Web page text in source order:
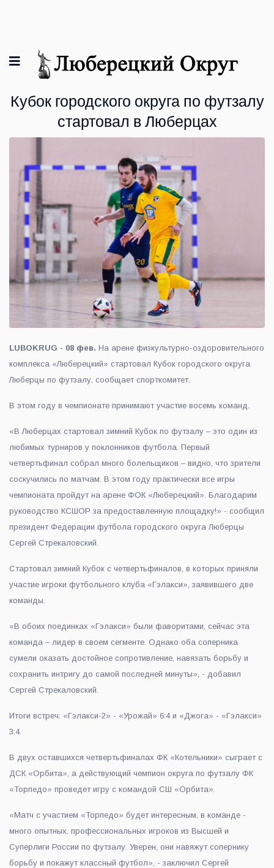
Кубок городского округа по футзалу
стартовал в Люберцах
LUBOKRUG - 08 фев. На арене физкультурно-оздоровительного
комплекса «Люберецкий» стартовал Кубок городского округа
Люберцы по футзалу, сообщает спорткомитет.
В этом году в чемпионате принимают участие восемь команд.
«В Люберцах стартовал зимний Кубок по футзалу – это один из
любимых турниров у поклонников футбола. Первый
четвертьфинал собрал много болельщиков – видно, что зрители
соскучились по матчам. В этом году практически все игры
чемпионата пройдут на арене ФОК «Люберецкий». Благодарим
руководство КСШОР за предоставленную площадку!» - сообщил
президент Федерации футбола городского округа Люберцы
Сергей Стрекаловский.
Стартовал зимний Кубок с четвертьфиналов, в которых приняли
участие игроки футбольного клуба «Гэлакси», заявившего две
команды.
«В обоих поединках «Гэлакси» были фаворитами, сейчас эта
команда – лидер в своем сегменте. Однако оба соперника
сумели оказать достойное сопротивление, навязать борьбу и
сохранить интригу до самой последней минуты», - добавил
Сергей Стрекаловский.
Итоги встреч: «Гэлакси-2» - «Урожай» 6:4 и «Джога» - «Гэлакси»
3:4.
В двух оставшихся четвертьфиналах ФК «Котельники» сыграет с
ДСК «Орбита», а действующий чемпион округа по футзалу ФК
«Торпедо» проведет игру с командой СШ «Орбита».
«Матч с участием «Торпедо» будет интересным, в команде -
много опытных, профессиональных игроков из Высшей и
Суперлиги России по футзалу. Уверен, они навяжут сопернику
борьбу и покажут классный футбол», - заключил Сергей